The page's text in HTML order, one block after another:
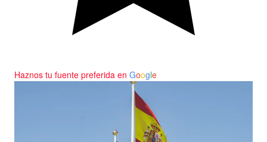
Haznos tu fuente preferida en Google